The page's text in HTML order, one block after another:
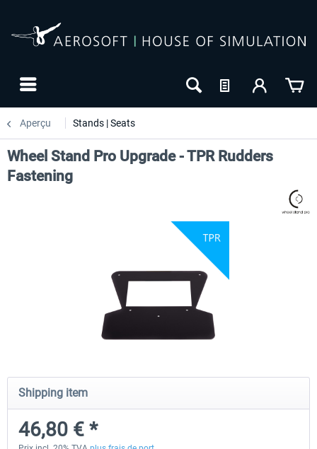
Aperçu Stands | Seats
Hotas Warthog,...
226,88 € *
Wheel Stand Pro Upgrade - TPR Rudders
Fastening
Shipping item
46,80 € *